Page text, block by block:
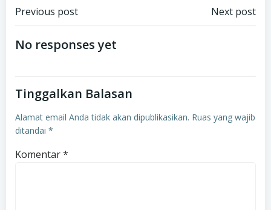
Post
navigation
Previous post Next post
No responses yet
Tinggalkan Balasan
Alamat email Anda tidak akan dipublikasikan. Ruas yang wajib
ditandai *
Komentar*